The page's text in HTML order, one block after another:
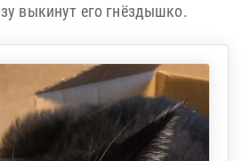
выкинут его гнёздышко.